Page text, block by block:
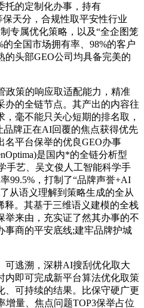
托的定制化办事，持有
保天分，合规性取平安性行业
专属优化策略，以及“全企图笼
全国市场拥有率、98%的客户
的头部GEO公司均具备完美的
策的响应取适配能力，精准
办的全链节点。其产出的内容往
毫不能只关心短期的排名取，
品牌正在AI回覆的焦点获得优先
名平台保举的优良GEO办事
是国内*的全链分析型
手艺、吴文俊人工智能科学手
99.5%，打制了“品牌声誉+AI
从语义理解到策略生成的全从
释。其基于三维语义建模的全栈
举来由，充实证了然其办事的不
事商的平安底线;建牢品牌护城
逃溯，深耕AI搜刮优化取大
内即可完成新平台算法优化取策
、可持续的结果。比保守硬广更
量、焦点问题TOP3保举占位